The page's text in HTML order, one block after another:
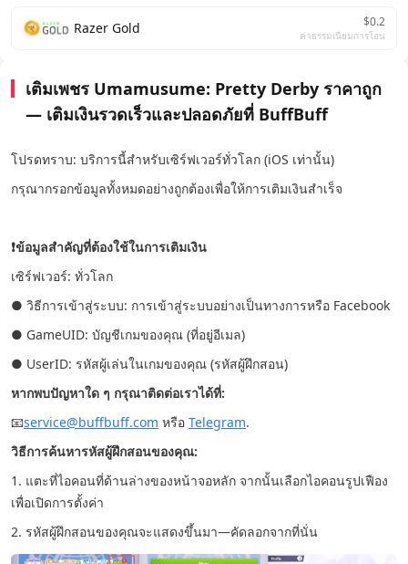
Razer Gold $0.2
ค่าธรรมเนียมการโอน
เติมเพชร Umamusume: Pretty Derby ราคาถูก
— เติมเงินรวดเร็วและปลอดภัยที่ BuffBuff
โปรดทราบ: บริการนี้สำหรับเซิร์ฟเวอร์ทั่วโลก (iOS เท่านั้น)
กรุณากรอกข้อมูลทั้งหมดอย่างถูกต้องเพื่อให้การเติมเงินสำเร็จ
❗ข้อมูลสำคัญที่ต้องใช้ในการเติมเงิน
เซิร์ฟเวอร์: ทั่วโลก
● วิธีการเข้าสู่ระบบ: การเข้าสู่ระบบอย่างเป็นทางการหรือ Facebook
● GameUID: บัญชีเกมของคุณ (ที่อยู่อีเมล)
● UserID: รหัสผู้เล่นในเกมของคุณ (รหัสผู้ฝึกสอน)
หากพบปัญหาใด ๆ กรุณาติดต่อเราได้ที่:
📧service@buffbuff.com หรือ Telegram.
วิธีการค้นหารหัสผู้ฝึกสอนของคุณ:
1. แตะที่ไอคอนที่ด้านล่างของหน้าจอหลัก จากนั้นเลือกไอคอนรูปเฟือง
เพื่อเปิดการตั้งค่า
2. รหัสผู้ฝึกสอนของคุณจะแสดงขึ้นมา—คัดลอกจากที่นั่น